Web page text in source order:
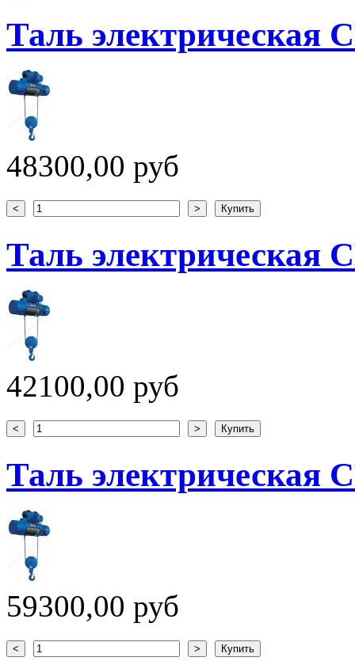
Таль электрическая
48300,00 руб
Таль электрическая
42100,00 руб
Таль электрическая
59300,00 руб